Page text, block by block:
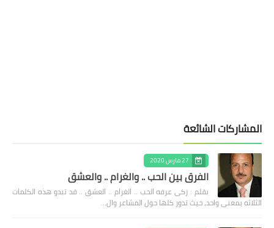
المشاركات الشائعة
27 مارس 2020
الفرق بين الحب .. والغرام .. والعشق
بقلم : زكى عرفه الحب .. الغرام .. العشق .. قد تبدو هذه الكلمات
الثلاثه بمعنى واحد، حيث تدور كلها حول المشاعر وال…